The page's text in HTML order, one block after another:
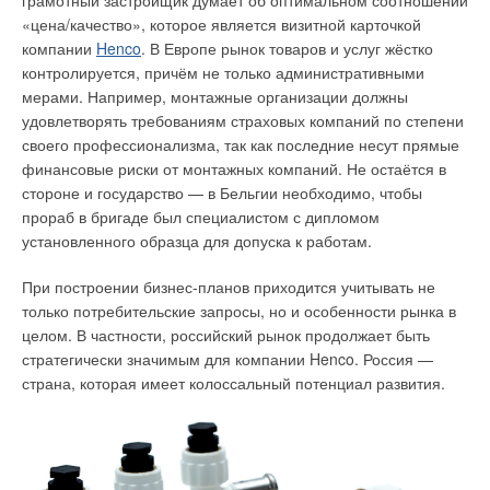
«цена/качество», которое является визитной карточкой
компании Henco. В Европе рынок товаров и услуг жёстко
контролируется, причём не только административными
мерами. Например, монтажные организации должны
удовлетворять требованиям страховых компаний по степени
своего профессионализма, так как последние несут прямые
финансовые риски от монтажных компаний. Не остаётся в
стороне и государство — в Бельгии необходимо, чтобы
прораб в бригаде был специалистом с дипломом
установленного образца для допуска к работам.
При построении бизнес-планов приходится учитывать не
только потребительские запросы, но и особенности рынка в
целом. В частности, российский рынок продолжает быть
стратегически значимым для компании Henco. Россия —
страна, которая имеет колоссальный потенциал развития.
направленные на уменьшение потерь на входе воды в
спускную трубу, введение сапуна в конструкцию смывного
бачка, а также увеличение высоты зеркала воды в бачке над
ободом унитаза. Кроме того, существенно увеличить
средний расход воды на смыв теперь стало возможным за
счёт ещё большего, чем принято сейчас, увеличения высоты
уровня воды в бачке, но остановке процесса спуска на
уровне значительно выше уровня седла запорного клапана
спускной арматуры. При этом объём спущенной из бачка
воды не должен превышать 6 л.
Новый ГОСТ 21485–2016 средний расход воды через
спускную арматуру рекомендует определять несколько по-
иному — без унитаза и патрубка, имитирующего
гидравлическое сопротивление унитаза, но также в сборе со
смывным бачком и при открытой крышке бачка. При этом
патрубка в какую-либо приёмную ёмкость. При определении
величины среднего расхода на смыв старый ГОСТ не
предусматривал разделения гидравлических сопротивлений
KSB может предложить так называемые «малые
гидроэнергетические установки под ключ», которые позволят
обеспечить электрической энергией населённые пункты,
находящиеся вдали от энергосетей. Это будет наиболее
экономически эффективный и экологичный способ
электрификации отдалённых районов и сельской местности
(рис. 1).